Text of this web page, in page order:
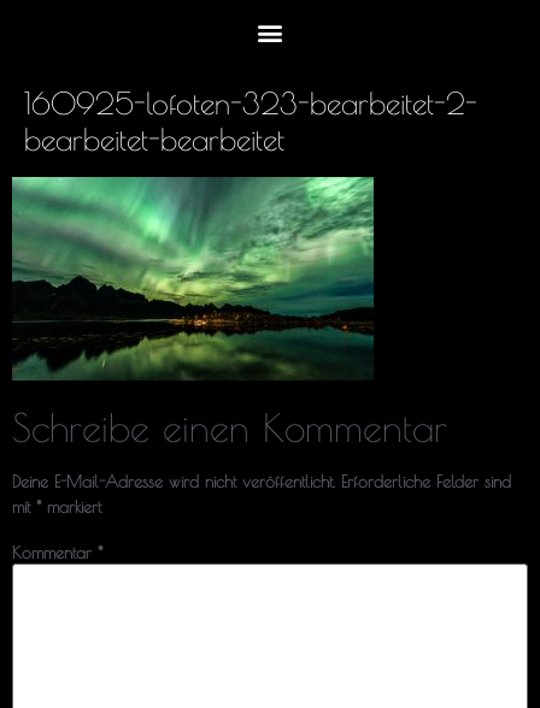
160925-lofoten-323-bearbeitet-2-
bearbeitet-bearbeitet
Schreibe einen Kommentar
Deine E-Mail-Adresse wird nicht veröffentlicht. Erforderliche Felder sind
mit * markiert
Kommentar *